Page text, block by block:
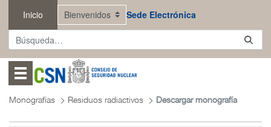
Saltar al contenido principal
Inicio Sede Electrónica
Abrir menú
Monografías Residuos radiactivos Descargar monografía